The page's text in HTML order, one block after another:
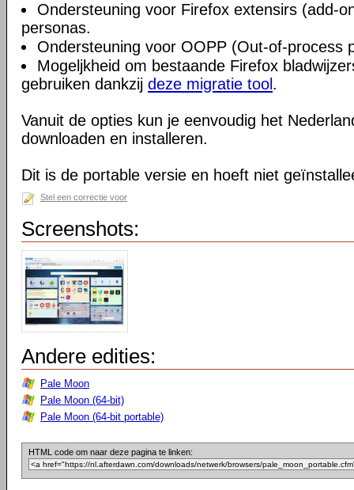
Ondersteuning voor Firefox extensirs (add-
personas.
Ondersteuning voor OOPP (Out-of-process
Mogeljkheid om bestaande Firefox
gebruiken dankzij deze migratie tool .
Vanuit de opties kun je eenvoudig het
downloaden en installeren.
Dit is de portable versie en hoeft niet
Stel een correctie voor
Screenshots:
Andere edities:
Pale Moon
Pale Moon (64-bit)
Pale Moon (64-bit portable)
HTML code om naar deze pagina te linken: